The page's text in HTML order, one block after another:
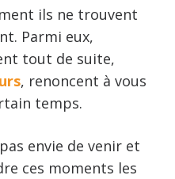
ils ne trouvent
Parmi eux,
tout de suite,
, renoncent à vous
temps.
envie de venir et
ces moments les